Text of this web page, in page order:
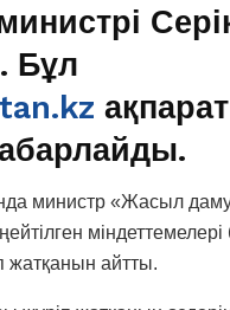
Бұл
ақпарат
министр «Жасыл
жатқанын айтты.